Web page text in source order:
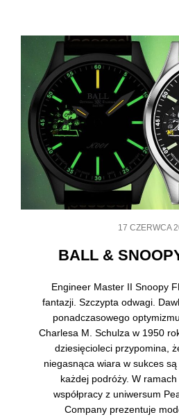
17 CZERWCA
BALL &
Engineer Master II Snoopy
fantazji. Szczypta odwagi.
ponadczasowego
Charlesa M. Schulza w 1950
dziesięcioleci przypomina,
niegasnąca wiara w sukces są
każdej podróży. W
współpracy z uniwersum
Company prezentuje